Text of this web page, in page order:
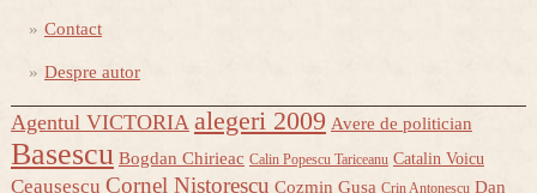
Contact
Despre autor
Agentul VICTORIA alegeri 2009 Avere de politician
Basescu Bogdan Chirieac Calin Popescu Tariceanu Catalin Voicu
Ceausescu Cornel Nistorescu Cozmin Gusa Crin Antonescu Dan